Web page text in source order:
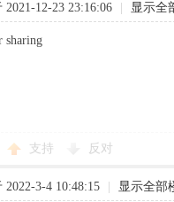
2021-12-23 23:16:06 显示全
sharing
支持 反对
2022-3-4 10:48:15 显示全部